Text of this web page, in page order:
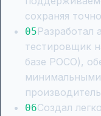
сохраняя
05Разработал
тестировщик
базе POCO),
06Создал